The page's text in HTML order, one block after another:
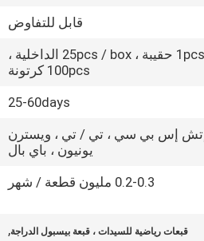
قابل للتفاوض
1pcs / PP حقيبة ، 25pcs / box الداخلية ،
100pcs كرتونة
25-60days
إتش إس بي سي ، تي / تي ، ويسترن
يونيون ، باي بال
0.2-0.3 مليون قطعة / شهر
قبعات رياضية للسيدات ، قبعة بيسبول الدراجة,